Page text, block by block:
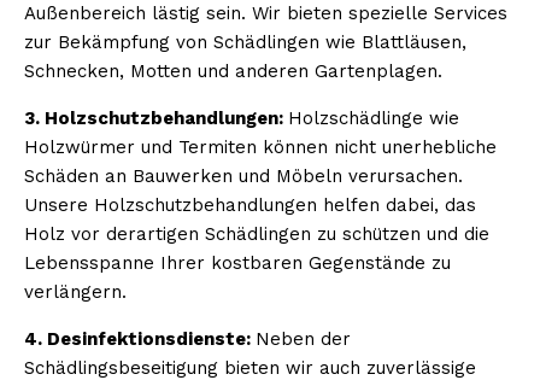
Außenbereich lästig sein. Wir bieten spezielle Services
zur Bekämpfung von Schädlingen wie Blattläusen,
Schnecken, Motten und anderen Gartenplagen.
3. Holzschutzbehandlungen: Holzschädlinge wie
Holzwürmer und Termiten können nicht unerhebliche
Schäden an Bauwerken und Möbeln verursachen.
Unsere Holzschutzbehandlungen helfen dabei, das
Holz vor derartigen Schädlingen zu schützen und die
Lebensspanne Ihrer kostbaren Gegenstände zu
verlängern.
4. Desinfektionsdienste: Neben der
Schädlingsbeseitigung bieten wir auch zuverlässige